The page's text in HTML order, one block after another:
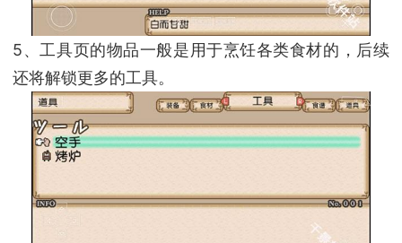
5、工具页的物品一般是用于烹饪各类食材的，后续
还将解锁更多的工具。